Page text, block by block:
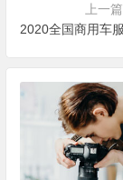
上一篇